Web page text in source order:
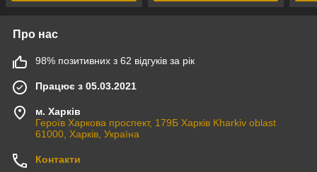
Про нас
98% позитивних з 62 відгуків за рік
Працює з 05.03.2021
м. Харків
Героїв Харкова проспект, 179Б Харків Kharkiv oblast
61000, Харків, Україна
Контакти